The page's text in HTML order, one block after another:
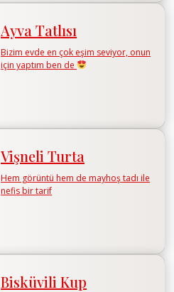
Ayva Tatlısı
Bizim evde en çok eşim seviyor, onun
için yaptım ben de
Vişneli Turta
Hem görüntü hem de mayhoş tadı ile
nefis bir tarif
Bisküvili Kup